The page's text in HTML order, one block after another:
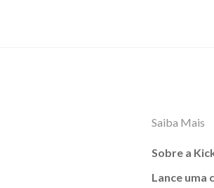
Saiba Mais
Sobre a
Lance uma